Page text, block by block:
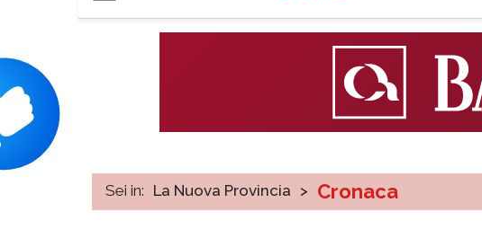
Sei in: La Nuova Provincia > Cronaca